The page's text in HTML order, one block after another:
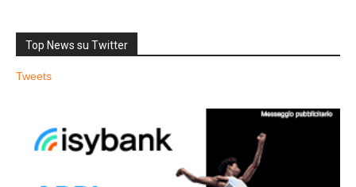
Top News su Twitter
Tweets